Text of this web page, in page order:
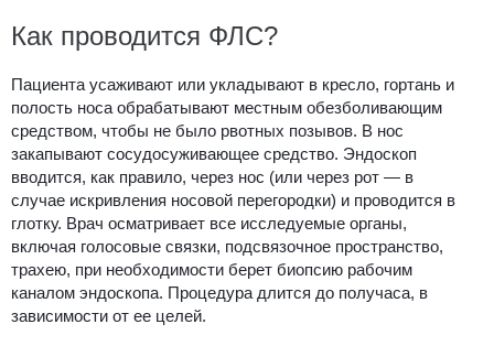
Как проводится ФЛС?
Пациента усаживают или укладывают в кресло, гортань и
полость носа обрабатывают местным обезболивающим
средством, чтобы не было рвотных позывов. В нос
закапывают сосудосуживающее средство. Эндоскоп
вводится, как правило, через нос (или через рот — в
случае искривления носовой перегородки) и проводится в
глотку. Врач осматривает все исследуемые органы,
включая голосовые связки, подсвязочное пространство,
трахею, при необходимости берет биопсию рабочим
каналом эндоскопа. Процедура длится до получаса, в
зависимости от ее целей.